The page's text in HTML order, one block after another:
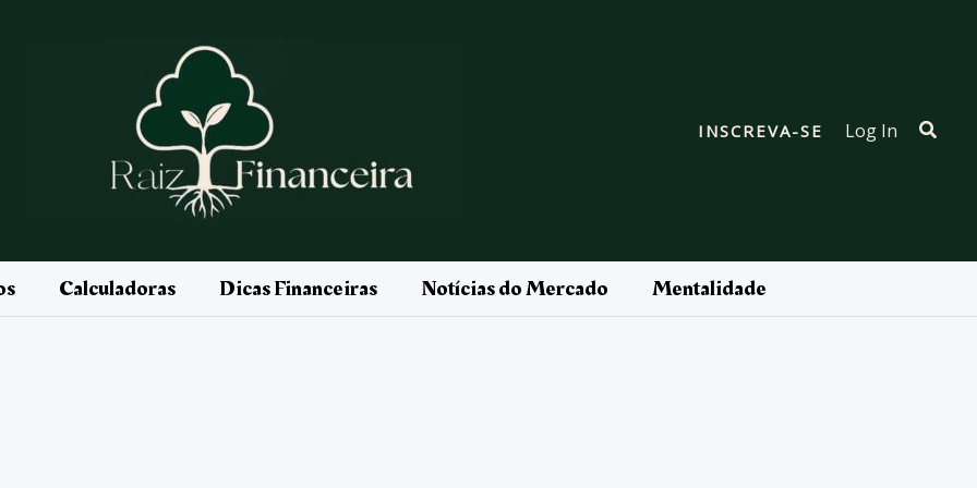
INSCREVA-SE Log In
Calculadoras Dicas Financeiras Notícias do Mercado Mentalidade